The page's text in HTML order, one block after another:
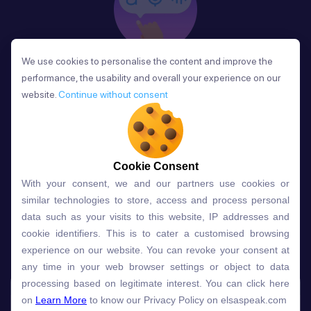
Phản Hồi
Sau mỗi bài học, người học nhận phản hồi về phát
âm và ngữ pháp ngay lập tức, giúp cải thiện kỹ năng
và tiến bộ nhanh chóng.
Lựa chọn gói học ELSA dành
cho bạn
Gói học Free Premium
Speech Analyzer
We use cookies to personalise the content and improve the
performance, the usability and overall your experience on our
website. Continue without consent
Cookie Consent
With your consent, we and our partners use cookies or
similar technologies to store, access and process personal
data such as your visits to this website, IP addresses and
cookie identifiers. This is to cater a customised browsing
experience on our website. You can revoke your consent at
any time in your web browser settings or object to data
processing based on legitimate interest. You can click here
on Learn More to know our Privacy Policy on elsaspeak.com
We use cookies to personalise the content and improve the
performance, the usability and overall your experience on our
website. Continue without consent
Cookie Consent
With your consent, we and our partners use cookies or
similar technologies to store, access and process personal
data such as your visits to this website, IP addresses and
cookie identifiers. This is to cater a customised browsing
experience on our website. You can revoke your consent at
any time in your web browser settings or object to data
processing based on legitimate interest. You can click here
on Learn More to know our Privacy Policy on elsaspeak.com